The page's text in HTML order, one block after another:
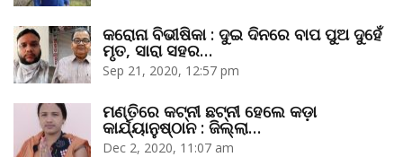
କରୋନା ବିଭୀଷିକା : ଦୁଇ ଦିନରେ ବାପ ପୁଅ ଦୁହେଁ
ମୃତ, ସାରା ସହର…
Sep 21, 2020, 12:57 pm
ମଣ୍ତିରେ କଟ୍‌ନୀ ଛଟ୍‌ନୀ ହେଲେ କଡ଼ା
କାର୍ଯ୍ୟାନୁଷ୍ଠାନ : ଜିଲ୍ଲା…
Dec 2, 2020, 11:07 am